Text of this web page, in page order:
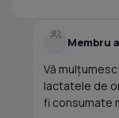
Membru
Vă
lactatele de
fi consumate